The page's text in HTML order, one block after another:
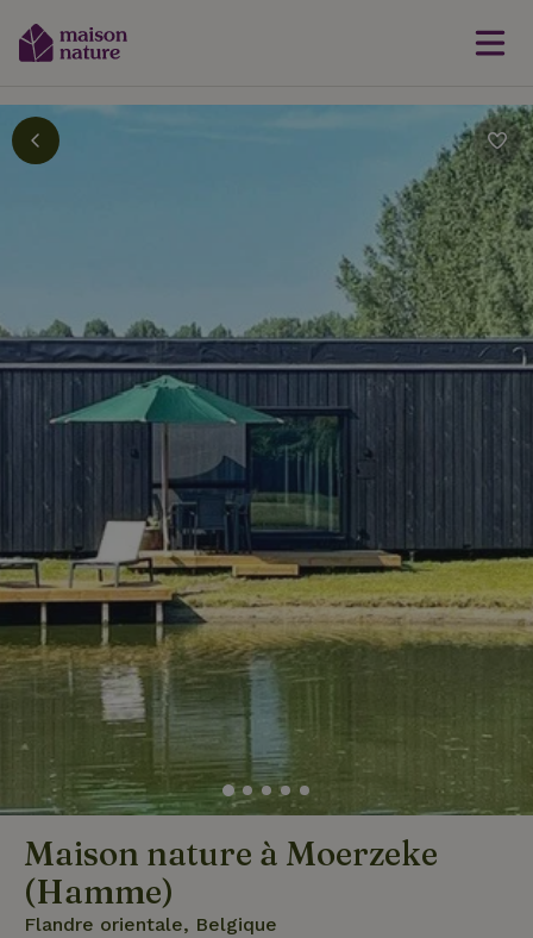
Maison nature à Moerzeke
(Hamme)
Flandre orientale, Belgique